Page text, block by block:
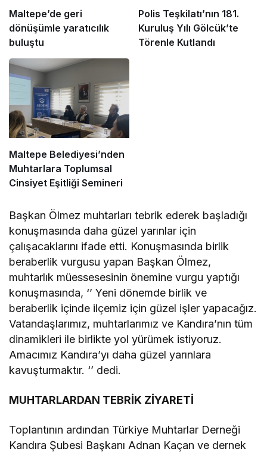
Maltepe’de geri
dönüşümle yaratıcılık
buluştu
Polis Teşkilatı’nın 181.
Kuruluş Yılı Gölcük’te
Törenle Kutlandı
Maltepe Belediyesi’nden
Muhtarlara Toplumsal
Cinsiyet Eşitliği Semineri
Başkan Ölmez muhtarları tebrik ederek başladığı
konuşmasında daha güzel yarınlar için
çalışacaklarını ifade etti. Konuşmasında birlik
beraberlik vurgusu yapan Başkan Ölmez,
muhtarlık müessesesinin önemine vurgu yaptığı
konuşmasında, ‘’ Yeni dönemde birlik ve
beraberlik içinde ilçemiz için güzel işler yapacağız.
Vatandaşlarımız, muhtarlarımız ve Kandıra’nın tüm
dinamikleri ile birlikte yol yürümek istiyoruz.
Amacımız Kandıra’yı daha güzel yarınlara
kavuşturmaktır. ‘’ dedi.
MUHTARLARDAN TEBRİK ZİYARETİ
Toplantının ardından Türkiye Muhtarlar Derneği
Kandıra Şubesi Başkanı Adnan Kaçan ve dernek